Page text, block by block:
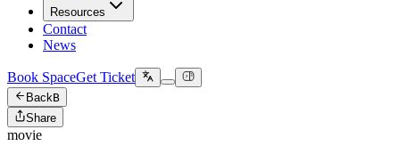
Resources
Contact
News
Book SpaceGet Ticket
BackB
Share
movie